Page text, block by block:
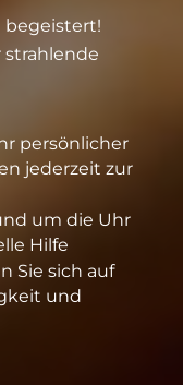
begeistert!
strahlende
persönlicher
jederzeit zur
um die Uhr
Hilfe
Sie sich auf
und